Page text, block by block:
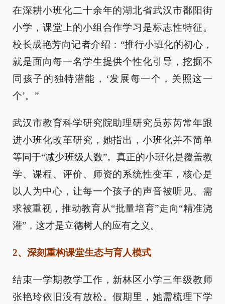
在深耕小班化二十余年的湖北省武汉市鄱阳街
小学，课堂上的小组合作学习是标志性特征。
校长成艳芳向记者介绍：“推行小班化的初心，
就是面向每一名学生提供个性化引导，挖掘不
同孩子的独特潜能，‘发展每一个，关照这一
个’。”
武汉市教育科学研究院助理研究员苏芮常年跟
进小班化改革研究，她指出，小班化并不简单
等同于“减少班级人数”。真正的小班化是覆盖教
学、课程、评价、师资的系统性变革，核心是
以人为中心，让每一个孩子的声音被听见、需
求被重视，推动教育从“批量培育”走向“精准浇
灌”，这才是立德树人的应有之义。
2、深刻重构课堂生态与育人模式
结束一学期教学工作，新林区小学三年级教师
张艳玲依旧没有放松。假期里，她需梳理下学